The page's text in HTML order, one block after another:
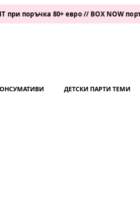
80+ евро // BOX NOW поръчка
ДЕТСКИ ПАРТИ ТЕМИ